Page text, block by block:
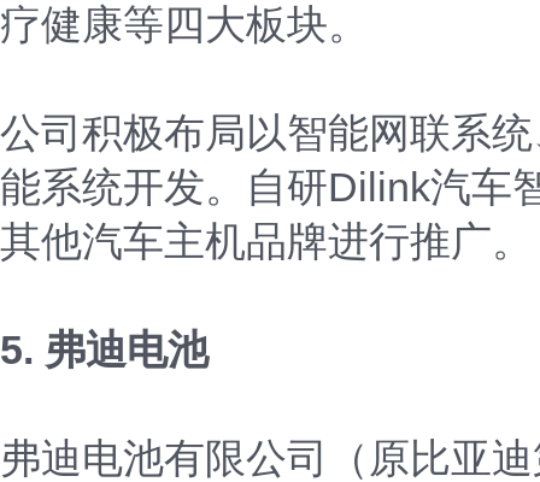
疗健康等四大板块。
公司积极布局以智能网联系
能系统开发。自研Dilink汽车
其他汽车主机品牌进行推广。
5. 弗迪电池
弗迪电池有限公司（原比亚